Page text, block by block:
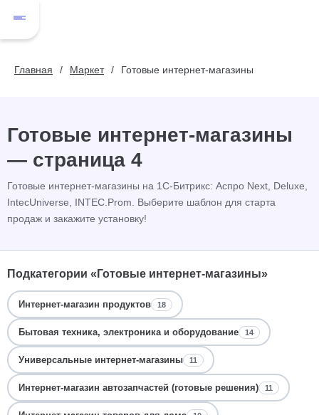
Главная Маркет Готовые интернет-магазины
Готовые интернет-магазины
— страница 4
Готовые интернет-магазины на 1С-Битрикс: Аспро Next, Deluxe,
IntecUniverse, INTEC.Prom. Выберите шаблон для старта
продаж и закажите установку!
Подкатегории «Готовые интернет-магазины»
Интернет-магазин продуктов 18
Бытовая техника, электроника и оборудование 14
Универсальные интернет-магазины 11
Интернет-магазин автозапчастей (готовые решения) 11